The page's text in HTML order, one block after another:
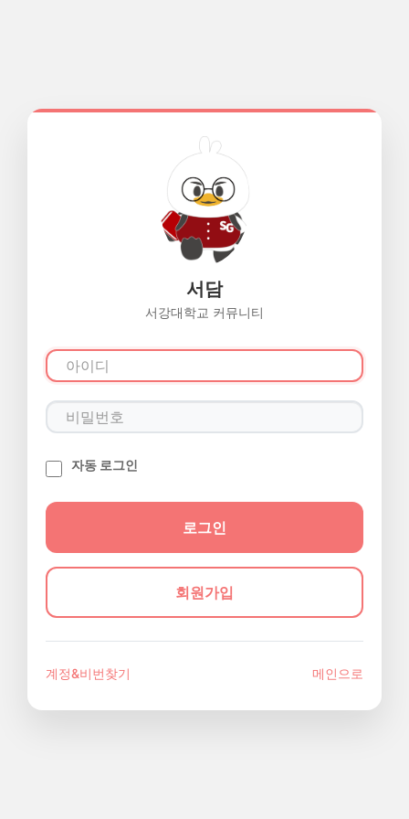
서담
서강대학교 커뮤니티
자동 로그인
회원가입
계정&비번찾기 메인으로